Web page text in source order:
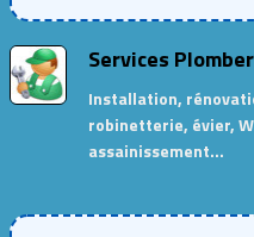
Services
Installation,
robinetterie, évier,
assainissement…